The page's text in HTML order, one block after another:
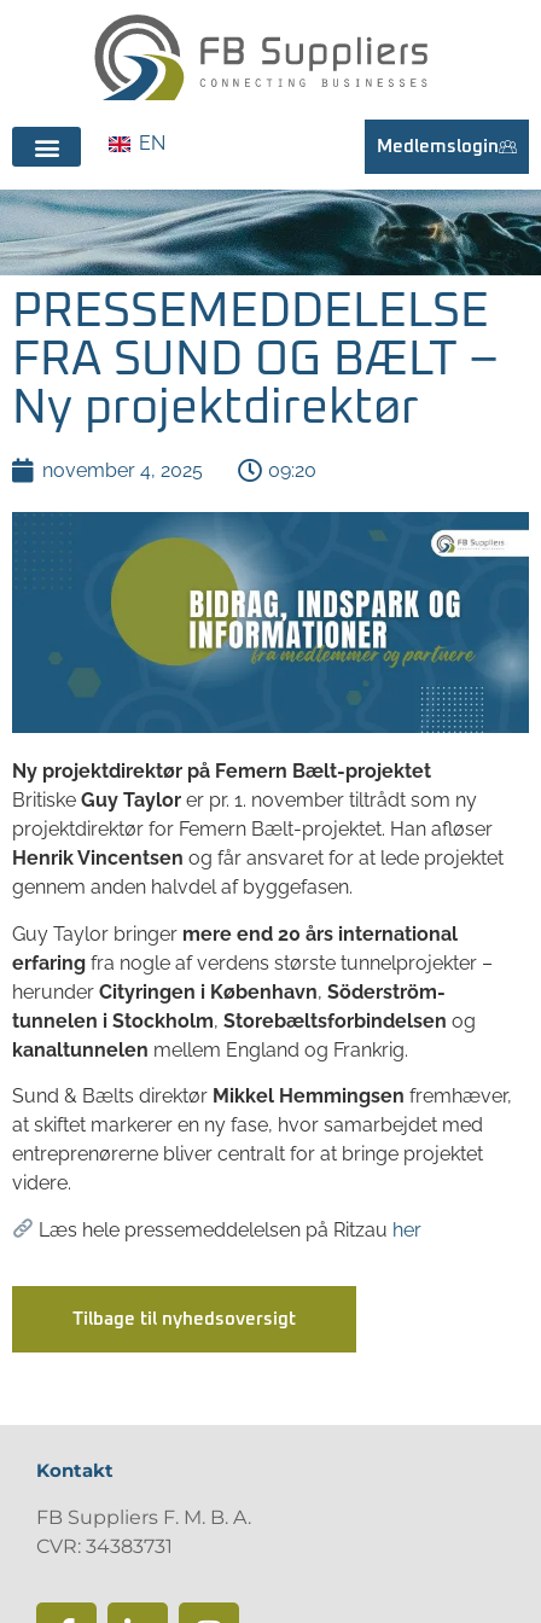
EN Medlemslogin
PRESSEMEDDELELSE
FRA SUND OG BÆLT –
Ny projektdirektør
november 4, 2025 09:20
Ny projektdirektør på Femern Bælt-projektet
Britiske Guy Taylor er pr. 1. november tiltrådt som ny
projektdirektør for Femern Bælt-projektet. Han afløser
Henrik Vincentsen og får ansvaret for at lede projektet
gennem anden halvdel af byggefasen.
Guy Taylor bringer mere end 20 års international
erfaring fra nogle af verdens største tunnelprojekter –
herunder Cityringen i København, Söderström-
tunnelen i Stockholm, Storebæltsforbindelsen og
kanaltunnelen mellem England og Frankrig.
Sund & Bælts direktør Mikkel Hemmingsen fremhæver,
at skiftet markerer en ny fase, hvor samarbejdet med
entreprenørerne bliver centralt for at bringe projektet
videre.
Læs hele pressemeddelelsen på Ritzau her
Tilbage til nyhedsoversigt
Kontakt
FB Suppliers F. M. B. A.
CVR: 34383731